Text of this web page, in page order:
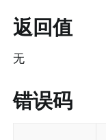
返回值
无
错误码